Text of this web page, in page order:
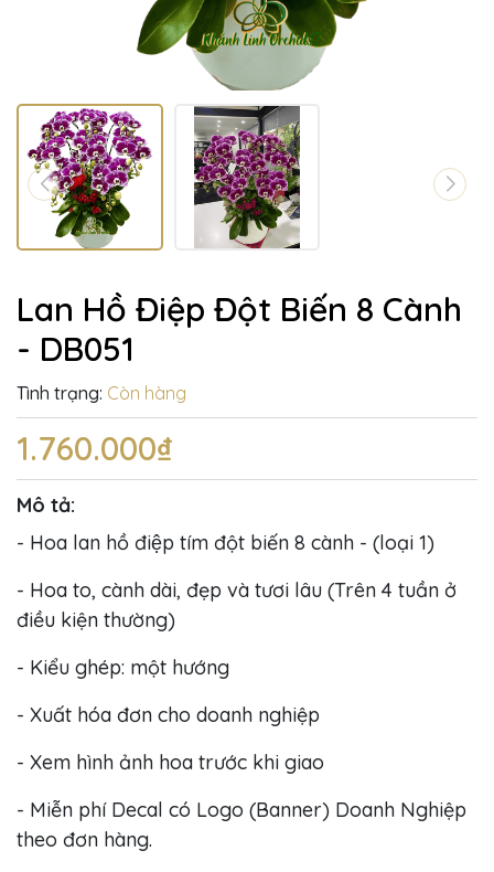
Lan Hồ Điệp Đột Biến 8 Cành
- DB051
Tình trạng: Còn hàng
1.760.000₫
Mô tả:
- Hoa lan hồ điệp tím đột biến 8 cành - (loại 1)
- Hoa to, cành dài, đẹp và tươi lâu (Trên 4 tuần ở
điều kiện thường)
- Kiểu ghép: một hướng
- Xuất hóa đơn cho doanh nghiệp
- Xem hình ảnh hoa trước khi giao
- Miễn phí Decal có Logo (Banner) Doanh Nghiệp
theo đơn hàng.